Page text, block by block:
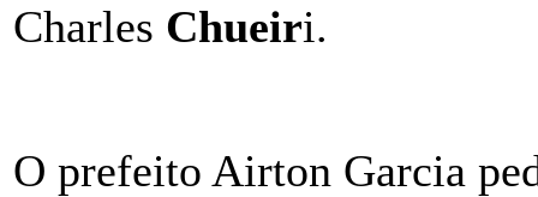
Charles Chueiri.
O prefeito Airton Garcia